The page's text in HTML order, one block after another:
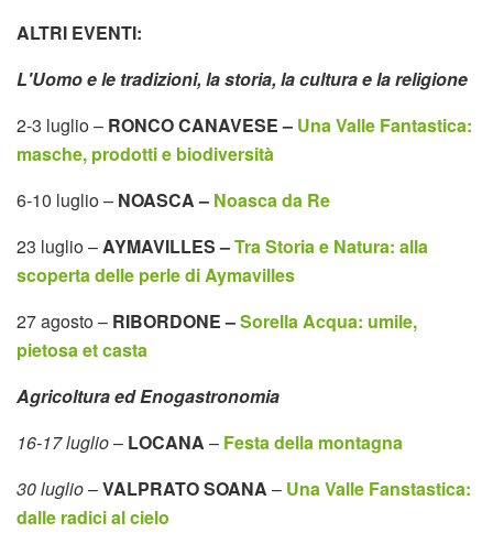
ALTRI EVENTI:
L'Uomo e le tradizioni, la storia, la cultura e la religione
2-3 luglio – RONCO CANAVESE – Una Valle Fantastica:
masche, prodotti e biodiversità
6-10 luglio – NOASCA – Noasca da Re
23 luglio –AYMAVILLES –Tra Storia e Natura: alla
scoperta delle perle di Aymavilles
27 agosto – RIBORDONE –Sorella Acqua: umile,
pietosa et casta
Agricoltura ed Enogastronomia
16-17 luglio– LOCANA – Festa della montagna
30 luglio–VALPRATO SOANA – Una Valle Fanstastica:
dalle radici al cielo